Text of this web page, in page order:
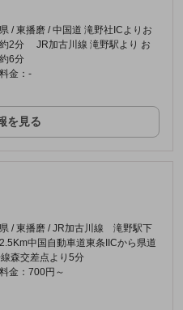
/ 東播磨 / 中国道 滝野社ICよりお
2分 JR加古川線 滝野駅より お
6分
金：-
を見る
/ 東播磨 / JR加古川線 滝野駅下
中国自動車道東条IICから県道
森交差点より5分
金：700円～